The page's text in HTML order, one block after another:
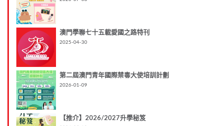
澳門學聯七十五載愛國之路特刊
2025-04-30
第二屆澳門青年國際禁毒大使培訓計劃
2026-01-09
【推介】2026/2027升學秘笈